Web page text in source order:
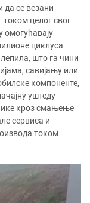
да се везани
током целог свог
омогућавају
циклуса
што га чини
савијању или
компоненте,
уштеду
кроз смањење
сервиса и
током